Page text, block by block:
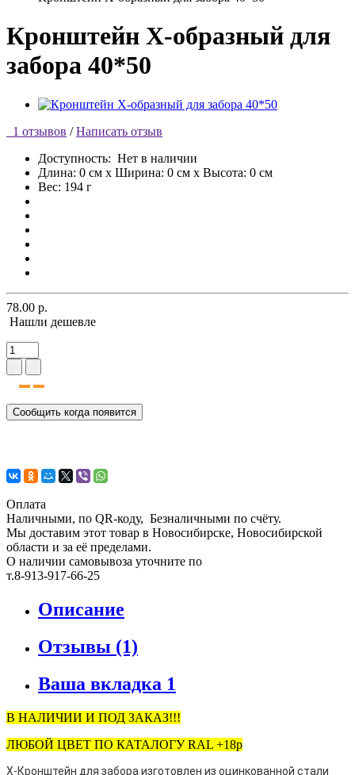
Кронштейн Х-образный для
забора 40*50
1 отзывов / Написать отзыв
Доступность: Нет в наличии
Длина: 0 см x Ширина: 0 см x Высота: 0 см
Вес: 194 г
78.00 р.
Нашли дешевле
Сообщить когда появится
Оплата
Наличными, по QR-коду, Безналичными по счёту.
Мы доставим этот товар в Новосибирске, Новосибирской
области и за её пределами.
О наличии самовывоза уточните по
т.8-913-917-66-25
Описание
Отзывы (1)
Ваша вкладка 1
В НАЛИЧИИ И ПОД ЗАКАЗ!!!
ЛЮБОЙ ЦВЕТ ПО КАТАЛОГУ RAL +18р
Х-Кронштейн для забора изготовлен из оцинкованной стали